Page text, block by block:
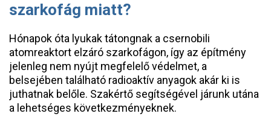
szarkofág miatt?
Hónapok óta lyukak tátongnak a csernobili
atomreaktort elzáró szarkofágon, így az építmény
jelenleg nem nyújt megfelelő védelmet, a
belsejében található radioaktív anyagok akár ki is
juthatnak belőle. Szakértő segítségével járunk utána
a lehetséges következményeknek.